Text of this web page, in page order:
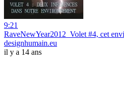
9:21
RaveNewYear2012_Volet #4, cet
designhumain.eu
il y a 14 ans